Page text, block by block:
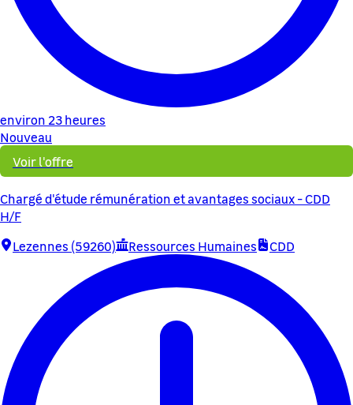
environ 23 heures
Nouveau
Voir l'offre
Chargé d'étude rémunération et avantages sociaux - CDD
H/F
Lezennes (59260)
Ressources Humaines CDD